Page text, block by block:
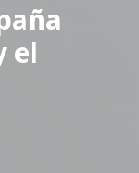
el